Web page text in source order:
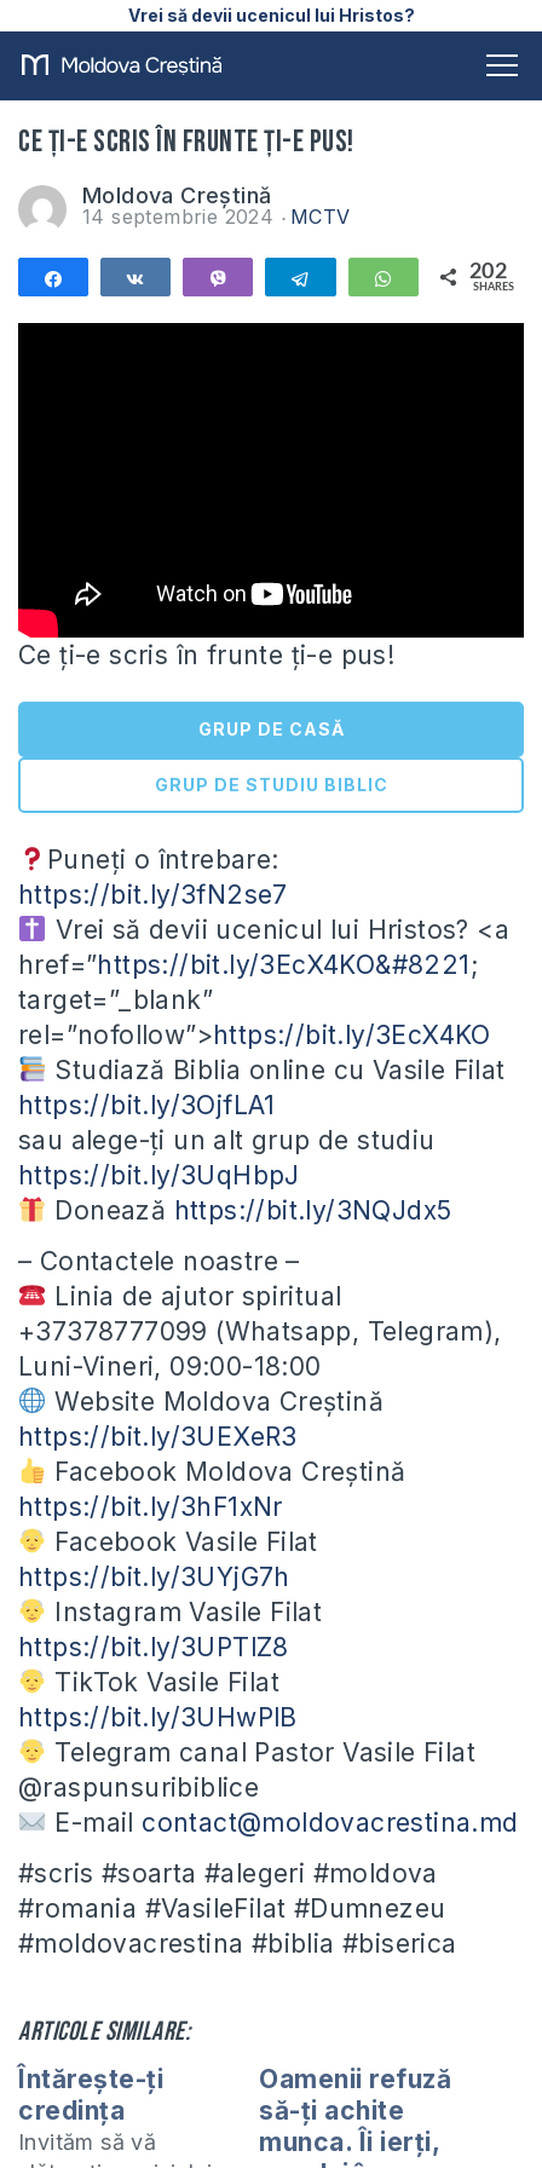
Vrei să devii ucenicul lui Hristos?
Ce ți-e scris în frunte ți-e pus!
Moldova Creștină
14 septembrie 2024 MCTV
Telegram WhatsApp
202
SHARES
Ce ți-e scris în frunte ți-e pus!
GRUP DE CASĂ
GRUP DE STUDIU BIBLIC
Puneți o întrebare:
https://bit.ly/3fN2se7
Vrei să devii ucenicul lui Hristos? <a
href=”https://bit.ly/3EcX4KO&#8221 ;
target=”_blank”
rel=”nofollow”>https://bit.ly/3EcX4KO
Studiază Biblia online cu Vasile Filat
https://bit.ly/3OjfLA1
sau alege-ți un alt grup de studiu
https://bit.ly/3UqHbpJ
Donează https://bit.ly/3NQJdx5
– Contactele noastre –
Linia de ajutor spiritual
+37378777099 (Whatsapp, Telegram),
Luni-Vineri, 09:00-18:00
Website Moldova Creștină
https://bit.ly/3UEXeR3
Facebook Moldova Creștină
https://bit.ly/3hF1xNr
Facebook Vasile Filat
https://bit.ly/3UYjG7h
Instagram Vasile Filat
https://bit.ly/3UPTlZ8
TikTok Vasile Filat
https://bit.ly/3UHwPlB
Telegram canal Pastor Vasile Filat
@raspunsuribiblice
E-mail contact@moldovacrestina.md
#scris #soarta #alegeri #moldova
#romania #VasileFilat #Dumnezeu
#moldovacrestina #biblia #biserica
Articole similare:
Întărește-ți
credința
Invităm să vă
Oamenii refuză
să-ți achite
munca. Îi ierți,